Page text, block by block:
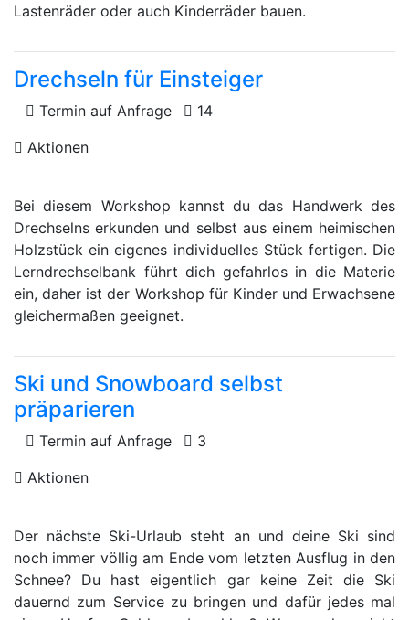
Lastenräder oder auch Kinderräder bauen.
Drechseln für Einsteiger
Termin auf Anfrage
14
Aktionen
Bei diesem Workshop kannst du das Handwerk des
Drechselns erkunden und selbst aus einem heimischen
Holzstück ein eigenes individuelles Stück fertigen. Die
Lerndrechselbank führt dich gefahrlos in die Materie
ein, daher ist der Workshop für Kinder und Erwachsene
gleichermaßen geeignet.
Ski und Snowboard selbst
präparieren
Termin auf Anfrage
3
Aktionen
Der nächste Ski-Urlaub steht an und deine Ski sind
noch immer völlig am Ende vom letzten Ausflug in den
Schnee? Du hast eigentlich gar keine Zeit die Ski
dauernd zum Service zu bringen und dafür jedes mal